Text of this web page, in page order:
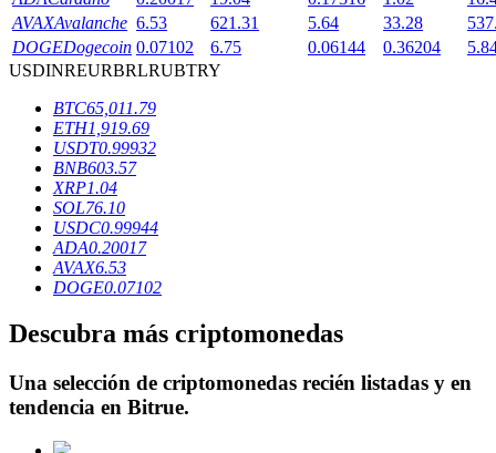
Bloqueos BTR
Servicio de préstamos respaldado por criptomonedas
AVAXAvalanche 6.53 621.31 5.64 33.28
DOGEDogecoin 0.07102 6.75 0.06144 0.36204
USDINREURBRLRUBTRY
BTC65,011.79
ETH1,919.69
USDT0.99932
BNB603.57
XRP1.04
SOL76.10
USDC0.99944
ADA0.20017
AVAX6.53
DOGE0.07102
Descubra más criptomonedas
Una selección de criptomonedas recién listadas y en
tendencia en Bitrue.